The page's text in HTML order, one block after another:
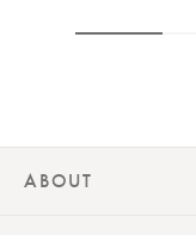
ABOUT